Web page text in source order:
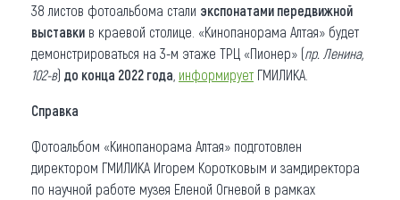
38 листов фотоальбома стали экспонатами передвижной
выставки в краевой столице. «Кинопанорама Алтая» будет
демонстрироваться на 3-м этаже ТРЦ «Пионер» (пр. Ленина,
102-в) до конца 2022 года информирует ГМИЛИКА.
Справка
Фотоальбом «Кинопанорама Алтая» подготовлен
директором ГМИЛИКА Игорем Коротковым и замдиректора
по научной работе музея Еленой Огневой в рамках